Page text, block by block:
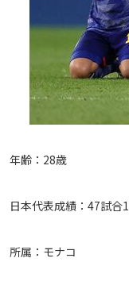
年齢：28歳
日本代表成績：47試合
所属：モナコ